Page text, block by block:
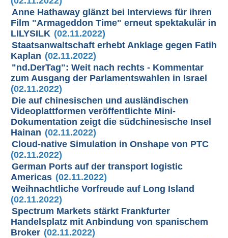
Anne Hathaway glänzt bei Interviews für ihren
Film "Armageddon Time" erneut spektakulär in
LILYSILK (02.11.2022)
Staatsanwaltschaft erhebt Anklage gegen Fatih
Kaplan (02.11.2022)
"nd.DerTag": Weit nach rechts - Kommentar
zum Ausgang der Parlamentswahlen in Israel
(02.11.2022)
Die auf chinesischen und ausländischen
Videoplattformen veröffentlichte Mini-
Dokumentation zeigt die südchinesische Insel
Hainan (02.11.2022)
Cloud-native Simulation in Onshape von PTC
(02.11.2022)
German Ports auf der transport logistic
Americas (02.11.2022)
Weihnachtliche Vorfreude auf Long Island
(02.11.2022)
Spectrum Markets stärkt Frankfurter
Handelsplatz mit Anbindung von spanischem
Broker (02.11.2022)